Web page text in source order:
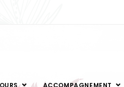
ACCOMPAGNEMENT